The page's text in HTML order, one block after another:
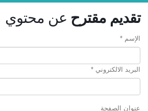
تقديم مقترح عن محتوي
الإسم *
البريد الالكتروني *
عنوان الصفحة